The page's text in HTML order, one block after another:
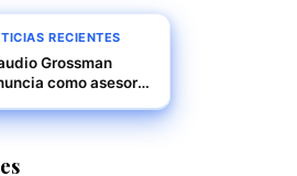
RECIENTES
Grossman
como asesor
por
sobre